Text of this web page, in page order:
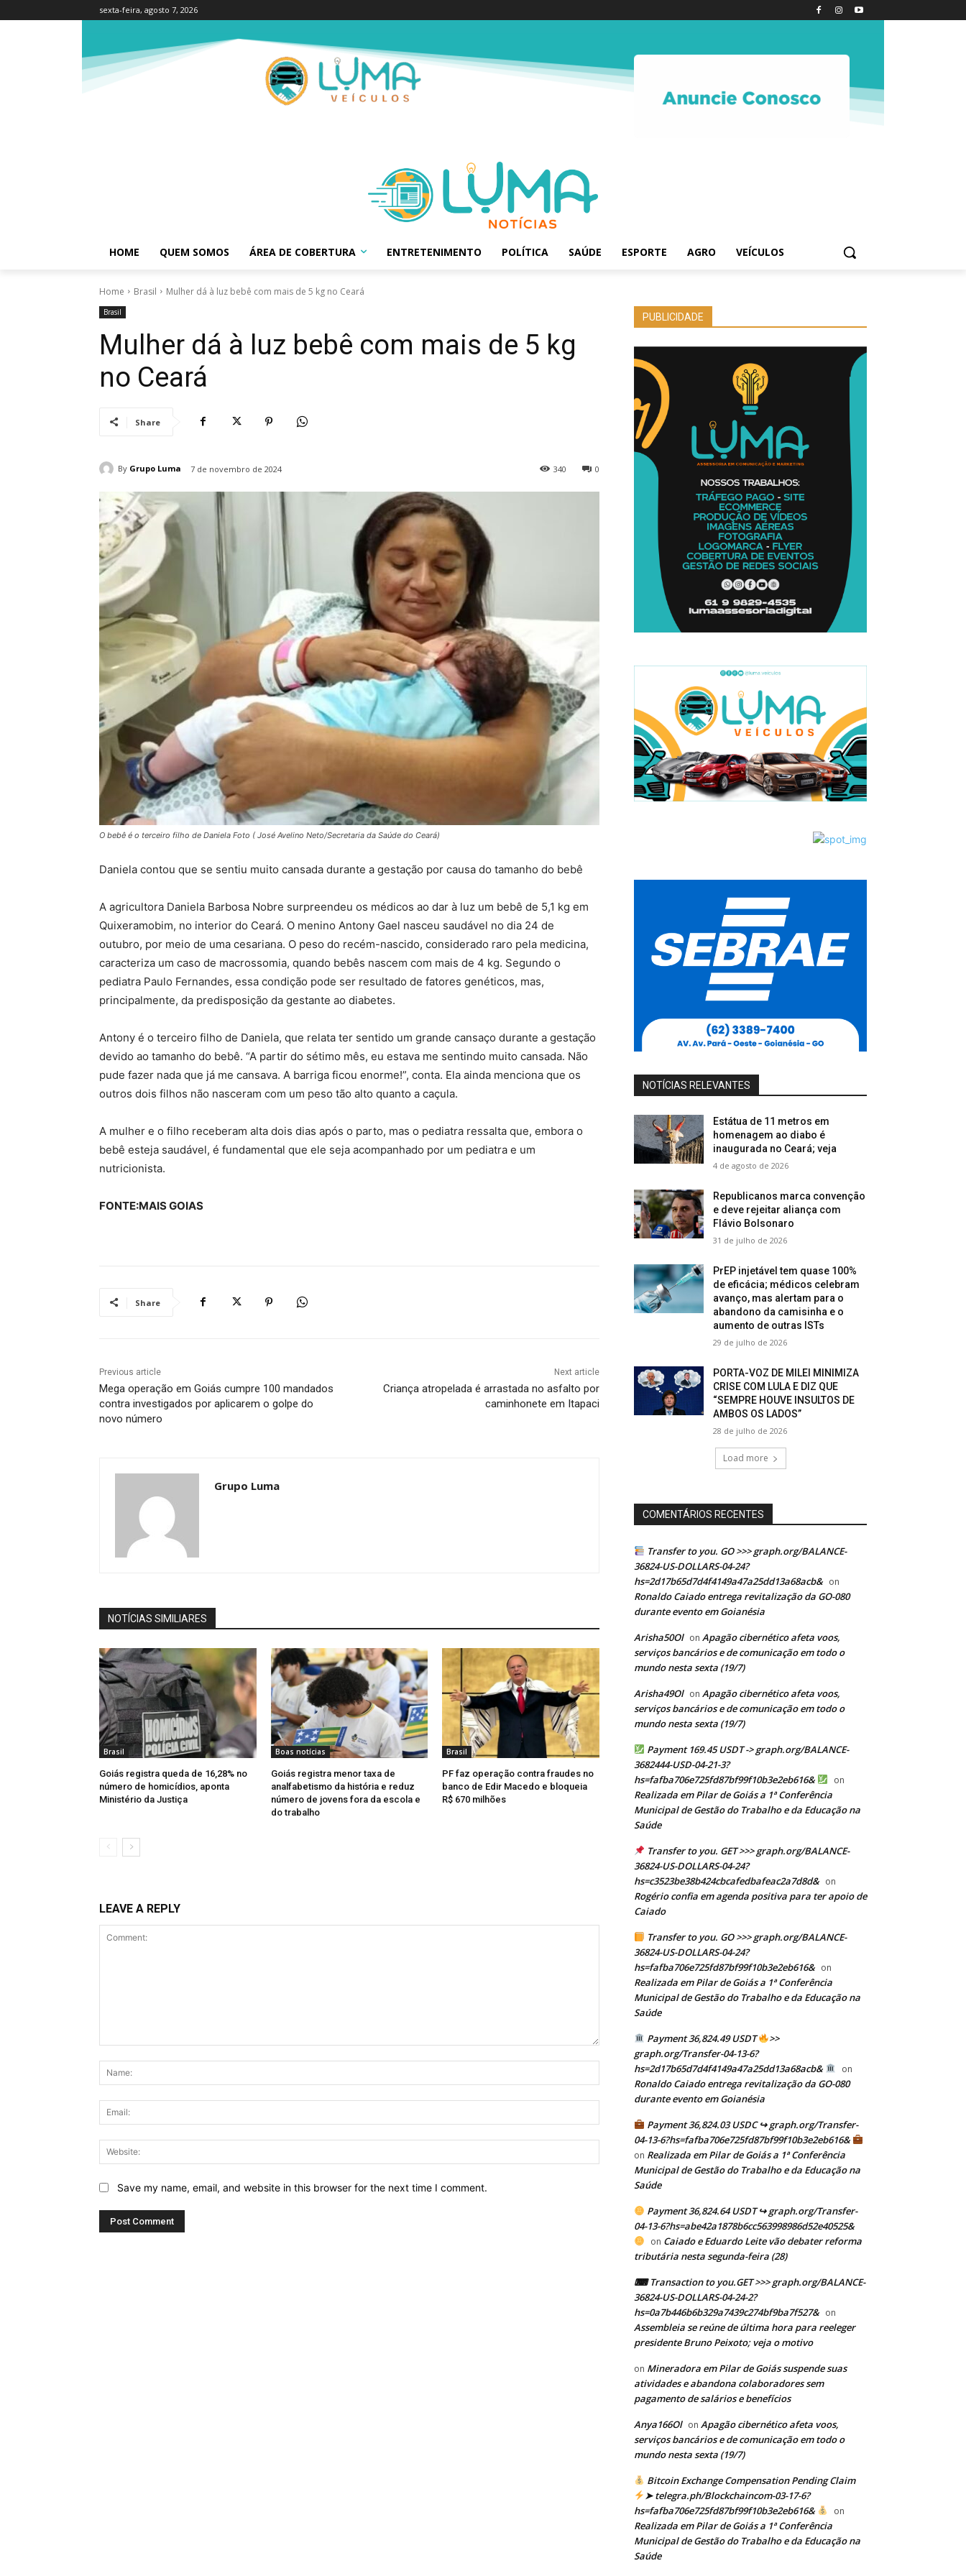
sexta-feira, agosto 7, 2026
HOME QUEM SOMOS ÁREA DE COBERTURA ENTRETENIMENTO POLÍTICA SAÚDE ESPORTE AGRO VEÍCULOS
Home Brasil Mulher dá à luz bebê com mais de 5 kg no Ceará
Brasil
Mulher dá à luz bebê com mais de 5 kg
no Ceará
Share
By Grupo Luma 7 de novembro de 2024 0
340
O bebê é o terceiro filho de Daniela Foto ( José Avelino Neto/Secretaria da Saúde do Ceará)
Daniela contou que se sentiu muito cansada durante a gestação por causa do tamanho do bebê
A agricultora Daniela Barbosa Nobre surpreendeu os médicos ao dar à luz um bebê de 5,1 kg em
Quixeramobim, no interior do Ceará. O menino Antony Gael nasceu saudável no dia 24 de
outubro, por meio de uma cesariana. O peso do recém-nascido, considerado raro pela medicina,
caracteriza um caso de macrossomia, quando bebês nascem com mais de 4 kg. Segundo o
pediatra Paulo Fernandes, essa condição pode ser resultado de fatores genéticos, mas,
principalmente, da predisposição da gestante ao diabetes.
Antony é o terceiro filho de Daniela, que relata ter sentido um grande cansaço durante a gestação
devido ao tamanho do bebê. “A partir do sétimo mês, eu estava me sentindo muito cansada. Não
pude fazer nada que já me cansava. A barriga ficou enorme!”, conta. Ela ainda menciona que os
outros dois filhos não nasceram com um peso tão alto quanto a caçula.
A mulher e o filho receberam alta dois dias após o parto, mas o pediatra ressalta que, embora o
bebê esteja saudável, é fundamental que ele seja acompanhado por um pediatra e um
nutricionista.
FONTE:MAIS GOIAS
Share
Previous article
Mega operação em Goiás cumpre 100 mandados
contra investigados por aplicarem o golpe do
novo número
Next article
Criança atropelada é arrastada no asfalto por
caminhonete em Itapaci
Grupo Luma
NOTÍCIAS SIMILIARES
Brasil
Goiás registra queda de 16,28% no
número de homicídios, aponta
Ministério da Justiça
Boas notícias
Goiás registra menor taxa de
analfabetismo da história e reduz
número de jovens fora da escola e
do trabalho
Brasil
PF faz operação contra fraudes no
banco de Edir Macedo e bloqueia
R$ 670 milhões
LEAVE A REPLY
Website:
Save my name, email, and website in this browser for the next time I comment.
PUBLICIDADE
NOTÍCIAS RELEVANTES
Estátua de 11 metros em
homenagem ao diabo é
inaugurada no Ceará; veja
4 de agosto de 2026
Republicanos marca convenção
e deve rejeitar aliança com
Flávio Bolsonaro
31 de julho de 2026
PrEP injetável tem quase 100%
de eficácia; médicos celebram
avanço, mas alertam para o
abandono da camisinha e o
aumento de outras ISTs
29 de julho de 2026
PORTA-VOZ DE MILEI MINIMIZA
CRISE COM LULA E DIZ QUE
“SEMPRE HOUVE INSULTOS DE
AMBOS OS LADOS”
28 de julho de 2026
Load more
COMENTÁRIOS RECENTES
Transfer to you. GO >>> graph.org/BALANCE-
36824-US-DOLLARS-04-24?
hs=2d17b65d7d4f4149a47a25dd13a68acb& on
Ronaldo Caiado entrega revitalização da GO-080
durante evento em Goianésia
Arisha50Ol on Apagão cibernético afeta voos,
serviços bancários e de comunicação em todo o
mundo nesta sexta (19/7)
Arisha49Ol on Apagão cibernético afeta voos,
serviços bancários e de comunicação em todo o
mundo nesta sexta (19/7)
Payment 169.45 USDT -> graph.org/BALANCE-
3682444-USD-04-21-3?
hs=fafba706e725fd87bf99f10b3e2eb616&
on
Realizada em Pilar de Goiás a 1ª Conferência
Municipal de Gestão do Trabalho e da Educação na
Saúde
Transfer to you. GET >>> graph.org/BALANCE-
36824-US-DOLLARS-04-24?
hs=c3523be38b424cbcafedbafeac2a7d8d& on
Rogério confia em agenda positiva para ter apoio de
Caiado
Transfer to you. GO >>> graph.org/BALANCE-
36824-US-DOLLARS-04-24?
hs=fafba706e725fd87bf99f10b3e2eb616& on
Realizada em Pilar de Goiás a 1ª Conferência
Municipal de Gestão do Trabalho e da Educação na
Saúde
Payment 36,824.49 USDT
>>
graph.org/Transfer-04-13-6?
hs=2d17b65d7d4f4149a47a25dd13a68acb&
on
Ronaldo Caiado entrega revitalização da GO-080
durante evento em Goianésia
Payment 36,824.03 USDC ↪ graph.org/Transfer-
04-13-6?hs=fafba706e725fd87bf99f10b3e2eb616&
on Realizada em Pilar de Goiás a 1ª Conferência
Municipal de Gestão do Trabalho e da Educação na
Saúde
Payment 36,824.64 USDT ↪ graph.org/Transfer-
04-13-6?hs=abe42a1878b6cc563998986d52e40525&
on Caiado e Eduardo Leite vão debater reforma
tributária nesta segunda-feira (28)
⌨ Transaction to you.GET >>> graph.org/BALANCE-
36824-US-DOLLARS-04-24-2?
hs=0a7b446b6b329a7439c274bf9ba7f527& on
Assembleia se reúne de última hora para reeleger
presidente Bruno Peixoto; veja o motivo
on Mineradora em Pilar de Goiás suspende suas
atividades e abandona colaboradores sem
pagamento de salários e benefícios
Anya166Ol on Apagão cibernético afeta voos,
serviços bancários e de comunicação em todo o
mundo nesta sexta (19/7)
Bitcoin Exchange Compensation Pending Claim
➤ telegra.ph/Blockchaincom-03-17-6?
hs=fafba706e725fd87bf99f10b3e2eb616&
on
Realizada em Pilar de Goiás a 1ª Conferência
Municipal de Gestão do Trabalho e da Educação na
Saúde